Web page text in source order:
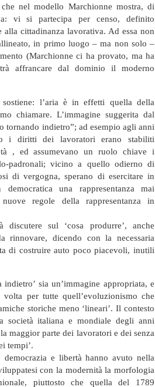
che nel modello Marchionne mostra, di
vi si partecipa per censo, definito
alla cittadinanza lavorativa. Ad essa non
in primo luogo – ma non solo –
(Marchionne ci ha provato, ma ha
affrancare dal dominio il moderno
l’aria è in effetti quella della
chiamare. L’immagine suggerita dal
tornando indietro”; ad esempio agli anni
i diritti dei lavoratori erano stabiliti
, ed assumevano un ruolo chiave i
padronali; vicino a quello odierno di
di vergogna, sperano di esercitare in
democratica una rappresentanza mai
regole della rappresentanza in
discutere sul ‘cosa produrre’, anche
rinnovare, dicendo con la necessaria
di costruire auto poco piacevoli, inutili
sia un’immagine appropriata, e
volta per tutte quell’evoluzionismo che
storiche meno ‘lineari’. Il contesto
società italiana e mondiale degli anni
maggior parte dei lavoratori e dei senza
tempi’.
e libertà hanno avuto nella
con la modernità la morfologia
piuttosto che quella del 1789